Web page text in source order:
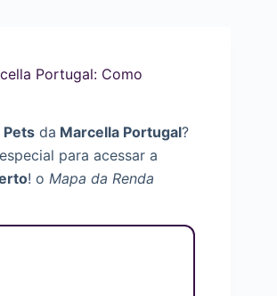
Portugal: Como
da Marcella Portugal?
para acessar a
! o Mapa da Renda